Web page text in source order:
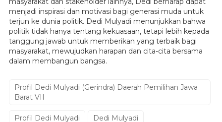
menjadi inspirasi dan motivasi bagi generasi muda untuk
terjun ke dunia politik. Dedi Mulyadi menunjukkan bahwa
politik tidak hanya tentang kekuasaan, tetapi lebih kepada
tanggung jawab untuk memberikan yang terbaik bagi
masyarakat, mewujudkan harapan dan cita-cita bersama
dalam membangun bangsa.
Profil Dedi Mulyadi (Gerindra) Daerah Pemilihan Jawa
Barat VII
Profil Dedi Mulyadi Dedi Mulyadi